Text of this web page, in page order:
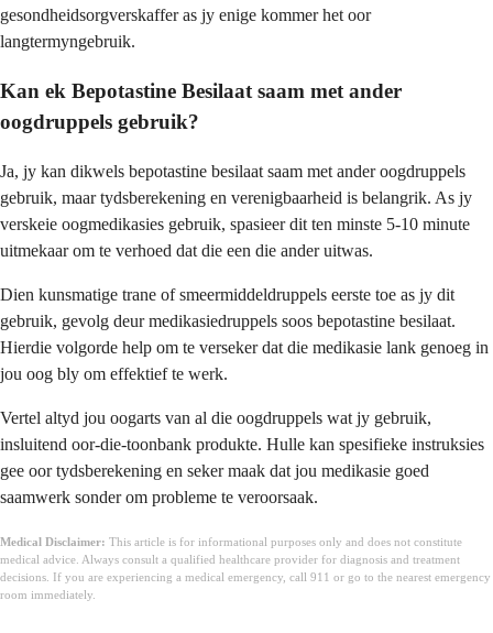
gesondheidsorgverskaffer as jy enige kommer het oor
langtermyngebruik.
Kan ek Bepotastine Besilaat saam met ander
oogdruppels gebruik?
Ja, jy kan dikwels bepotastine besilaat saam met ander oogdruppels
gebruik, maar tydsberekening en verenigbaarheid is belangrik. As jy
verskeie oogmedikasies gebruik, spasieer dit ten minste 5-10 minute
uitmekaar om te verhoed dat die een die ander uitwas.
Dien kunsmatige trane of smeermiddeldruppels eerste toe as jy dit
gebruik, gevolg deur medikasiedruppels soos bepotastine besilaat.
Hierdie volgorde help om te verseker dat die medikasie lank genoeg in
jou oog bly om effektief te werk.
Vertel altyd jou oogarts van al die oogdruppels wat jy gebruik,
insluitend oor-die-toonbank produkte. Hulle kan spesifieke instruksies
gee oor tydsberekening en seker maak dat jou medikasie goed
saamwerk sonder om probleme te veroorsaak.
Medical Disclaimer: This article is for informational purposes only and does not constitute
medical advice. Always consult a qualified healthcare provider for diagnosis and treatment
decisions. If you are experiencing a medical emergency, call 911 or go to the nearest emergency
room immediately.